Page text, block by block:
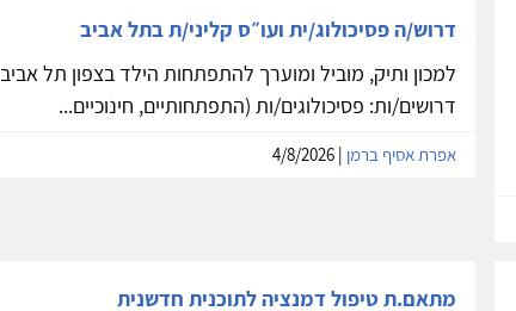
דרוש/ה פסיכולוג/ית ועו״ס קליני/ת בתל אביב
למכון ותיק, מוביל ומוערך להתפתחות הילד בצפון תל אביב
דרושים/ות: פסיכולוגים/ות (התפתחותיים, חינוכיים...
אפרת אסיף ברמן
מתאם.ת טיפול דמנציה לתוכנית חדשנית